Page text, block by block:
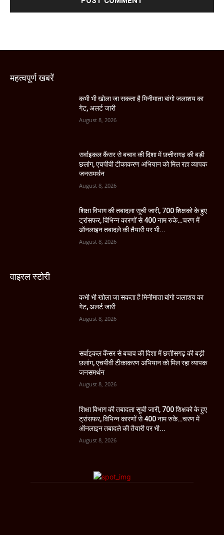
महत्वपूर्ण खबरें
कभी भी खोला जा सकता है मिनीमाता बांगो जलाशय का
गेट, अलर्ट जारी
August 8, 2026
सर्वाइकल कैंसर से बचाव की दिशा में छत्तीसगढ़ की बड़ी
छलांग, एचपीवी टीकाकरण अभियान को मिल रहा व्यापक
जनसमर्थन
August 8, 2026
शिक्षा विभाग की तबादला सूची जारी, 700 शिक्षको के हुए
ट्रांसफर, विभिन्न कारणों से 400 नाम रुके…चरण में
ऑनलाइन तबादले की तैयारी पर भी...
August 8, 2026
वाइरल स्टोरी
कभी भी खोला जा सकता है मिनीमाता बांगो जलाशय का
गेट, अलर्ट जारी
August 8, 2026
सर्वाइकल कैंसर से बचाव की दिशा में छत्तीसगढ़ की बड़ी
छलांग, एचपीवी टीकाकरण अभियान को मिल रहा व्यापक
जनसमर्थन
August 8, 2026
शिक्षा विभाग की तबादला सूची जारी, 700 शिक्षको के हुए
ट्रांसफर, विभिन्न कारणों से 400 नाम रुके…चरण में
ऑनलाइन तबादले की तैयारी पर भी...
August 8, 2026